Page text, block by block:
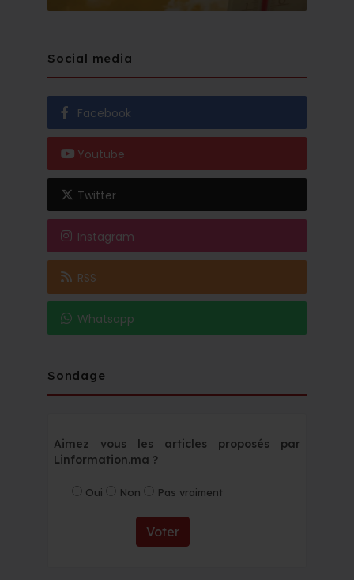
Social media
Facebook
Youtube
Twitter
Instagram
RSS
Whatsapp
Sondage
Aimez vous les articles proposés par
Linformation.ma ?
Oui Non Pas vraiment
Voter